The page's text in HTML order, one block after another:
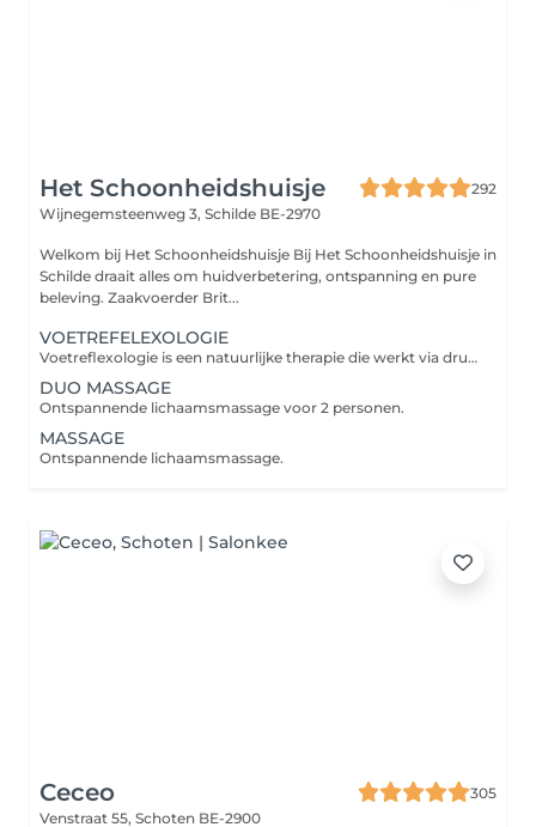
Het Schoonheidshuisje
292
Wijnegemsteenweg 3, Schilde BE-2970
Welkom bij Het Schoonheidshuisje Bij Het Schoonheidshuisje in
Schilde draait alles om huidverbetering, ontspanning en pure
beleving. Zaakvoerder Brit...
VOETREFELEXOLOGIE
Voetreflexologie is een natuurlijke therapie die werkt via drukpunten op de voeten die in verbinding staan met organen, klieren en het zenuwstelsel. Door deze zones te stimuleren, wordt het zelf helend vermogen van het lichaam geactiveerd, de doorbloeding bevorderd en het energetisch evenwicht hersteld.
DUO MASSAGE
Ontspannende lichaamsmassage voor 2 personen.
MASSAGE
Ontspannende lichaamsmassage.
Ceceo
305
Venstraat 55, Schoten BE-2900